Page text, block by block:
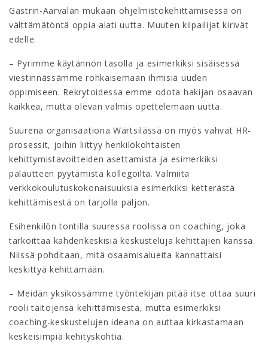
Gästrin-Aarvalan mukaan ohjelmistokehittämisessä on
välttämätöntä oppia alati uutta. Muuten kilpailijat kirivät
edelle.
– Pyrimme käytännön tasolla ja esimerkiksi sisäisessä
viestinnässämme rohkaisemaan ihmisiä uuden
oppimiseen. Rekrytoidessa emme odota hakijan osaavan
kaikkea, mutta olevan valmis opettelemaan uutta.
Suurena organisaationa Wärtsilässä on myös vahvat HR-
prosessit, joihin liittyy henkilökohtaisten
kehittymistavoitteiden asettamista ja esimerkiksi
palautteen pyytämistä kollegoilta. Valmiita
verkkokoulutuskokonaisuuksia esimerkiksi ketterästä
kehittämisestä on tarjolla paljon.
Esihenkilön tontilla suuressa roolissa on coaching, joka
tarkoittaa kahdenkeskisiä keskusteluja kehittäjien kanssa.
Niissä pohditaan, mitä osaamisalueita kannattaisi
keskittyä kehittämään.
– Meidän yksikössämme työntekijän pitää itse ottaa suuri
rooli taitojensa kehittämisestä, mutta esimerkiksi
coaching-keskustelujen ideana on auttaa kirkastamaan
keskeisimpiä kehityskohtia.